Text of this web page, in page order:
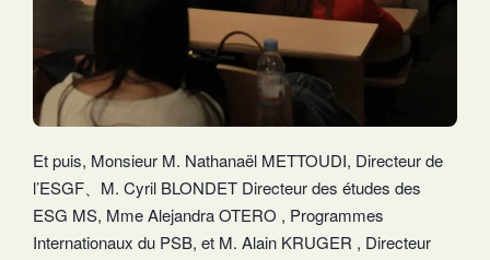
Et puis, Monsieur M. Nathanaël METTOUDI, Directeur de
l’ESGF、M. Cyril BLONDET Directeur des études des
ESG MS, Mme Alejandra OTERO , Programmes
Internationaux du PSB, et M. Alain KRUGER , Directeur